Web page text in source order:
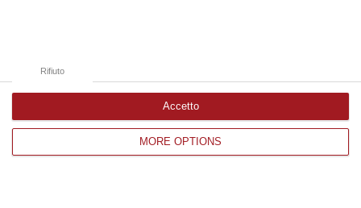
MORE OPTIONS
Rifiuto
Accetto
Corriere delle Calabria è una testata giornalistica di News&Com S.r.l
©2012--2026. Tutti i diritti riservati.